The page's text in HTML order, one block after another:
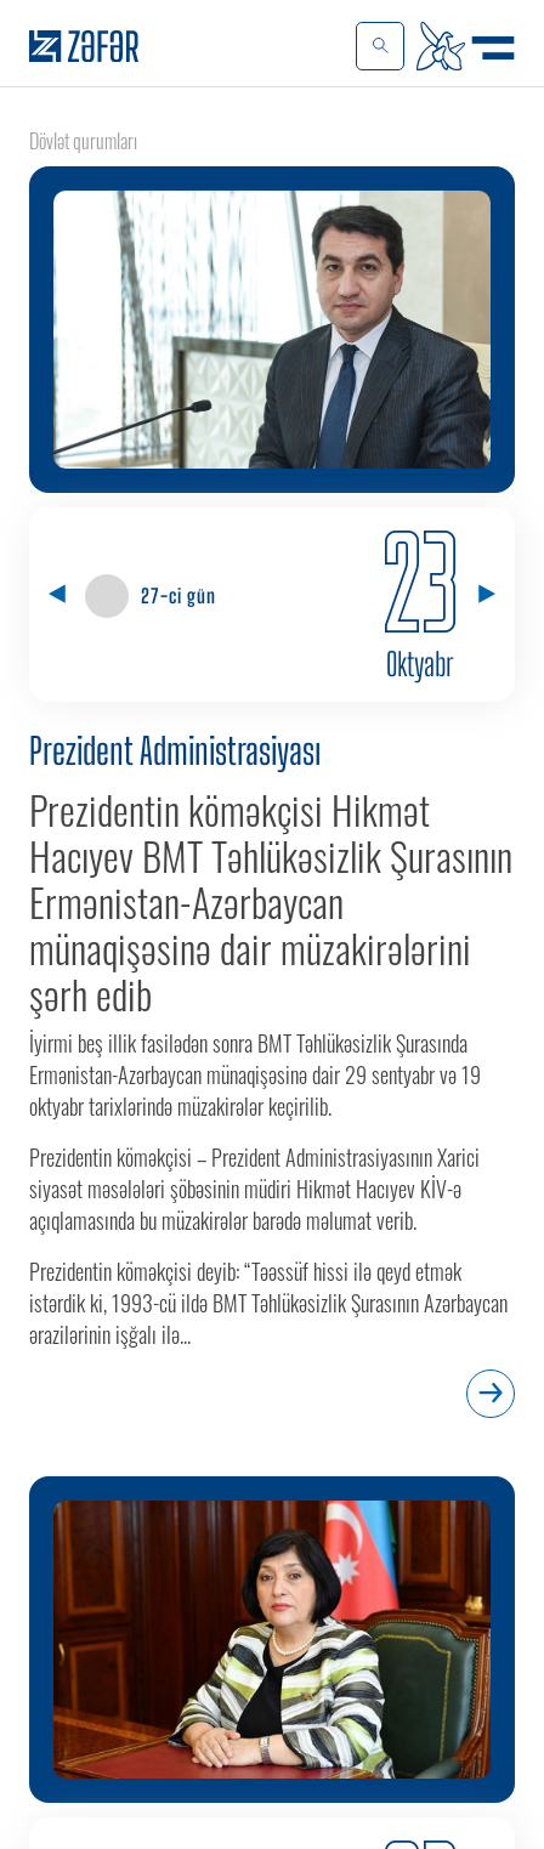
Dövlət qurumları
27-ci gün 23
Oktyabr
Prezident Administrasiyası
Prezidentin köməkçisi Hikmət
Hacıyev BMT Təhlükəsizlik Şurasının
Ermənistan-Azərbaycan
münaqişəsinə dair müzakirələrini
şərh edib
İyirmi beş illik fasilədən sonra BMT Təhlükəsizlik Şurasında
Ermənistan-Azərbaycan münaqişəsinə dair 29 sentyabr və 19
oktyabr tarixlərində müzakirələr keçirilib.
Prezidentin köməkçisi – Prezident Administrasiyasının Xarici
siyasət məsələləri şöbəsinin müdiri Hikmət Hacıyev KİV-ə
açıqlamasında bu müzakirələr barədə məlumat verib.
Prezidentin köməkçisi deyib: “Təəssüf hissi ilə qeyd etmək
istərdik ki, 1993-cü ildə BMT Təhlükəsizlik Şurasının Azərbaycan
ərazilərinin işğalı ilə...